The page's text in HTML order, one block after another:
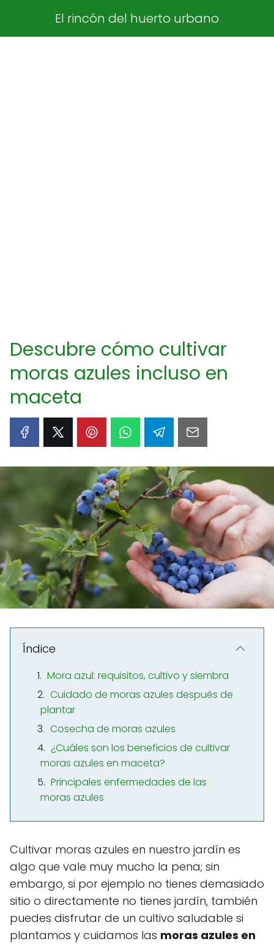
El rincón del huerto urbano
Descubre cómo cultivar
moras azules incluso en
maceta
Índice
Mora azul: requisitos, cultivo y siembra
Cuidado de moras azules después de
plantar
Cosecha de moras azules
¿Cuáles son los beneficios de cultivar
moras azules en maceta?
Principales enfermedades de las
moras azules
Cultivar moras azules en nuestro jardín es
algo que vale muy mucho la pena; sin
embargo, si por ejemplo no tienes demasiado
sitio o directamente no tienes jardín, también
puedes disfrutar de un cultivo saludable si
plantamos y cuidamos las moras azules en